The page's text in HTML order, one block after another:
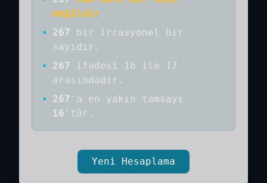
değildir .
•
267 bir
irrasyonel bir
sayıdır .
•
267
ifadesi 16 ile 17
arasındadır.
•
267 'a en yakın tamsayı
16 'tür.
Yeni Hesaplama